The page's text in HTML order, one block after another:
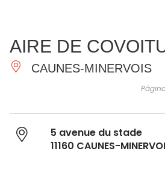
IMPRESCINDIBLES
HACER
AIRE DE
CAUNES-MINERVOIS
5 avenue du stade
11160 CAUNES-